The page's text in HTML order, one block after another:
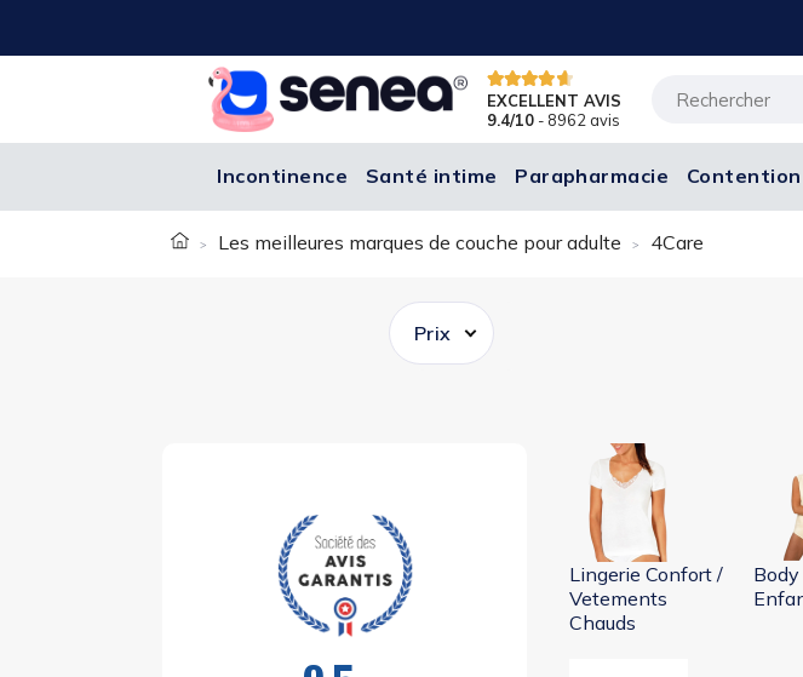
EXCELLENT AVIS
9.4/10 - 8962 avis
Incontinence Santé intime Parapharmacie Contention
Les meilleures marques de couche pour adulte 4Care
Prix
Lingerie Confort /
Vetements
Chauds